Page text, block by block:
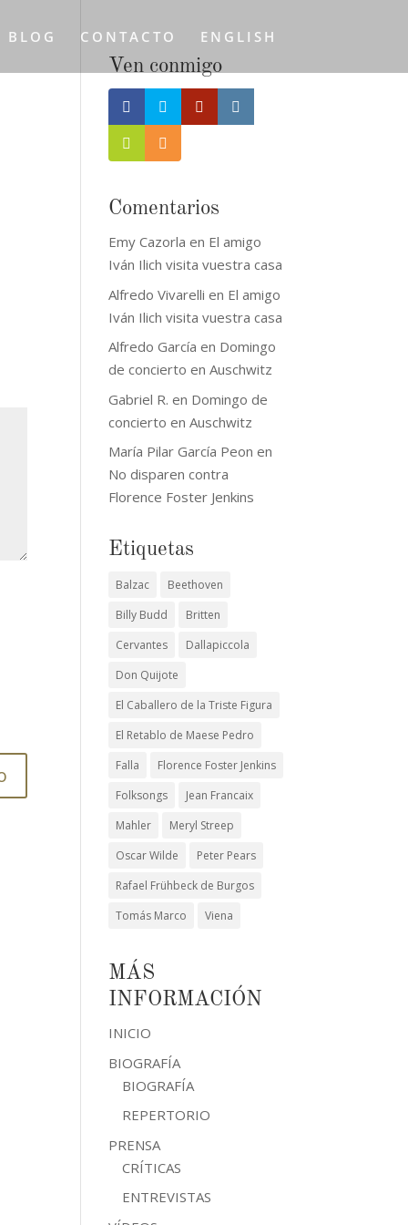
BLOG CONTACTO ENGLISH
Ven conmigo
Comentarios
Emy Cazorla en El amigo
Iván Ilich visita vuestra casa
Alfredo Vivarelli en El amigo
Iván Ilich visita vuestra casa
Alfredo García en Domingo
de concierto en Auschwitz
Gabriel R. en Domingo de
concierto en Auschwitz
María Pilar García Peon en
No disparen contra
Florence Foster Jenkins
Etiquetas
Balzac
Beethoven
Billy Budd
Britten
Cervantes
Dallapiccola
Don Quijote
El Caballero de la Triste Figura
El Retablo de Maese Pedro
Falla
Florence Foster Jenkins
Folksongs
Jean Francaix
Mahler
Meryl Streep
Oscar Wilde
Peter Pears
Rafael Frühbeck de Burgos
Tomás Marco
Viena
MÁS
INFORMACIÓN
INICIO
BIOGRAFÍA
BIOGRAFÍA
REPERTORIO
PRENSA
CRÍTICAS
ENTREVISTAS